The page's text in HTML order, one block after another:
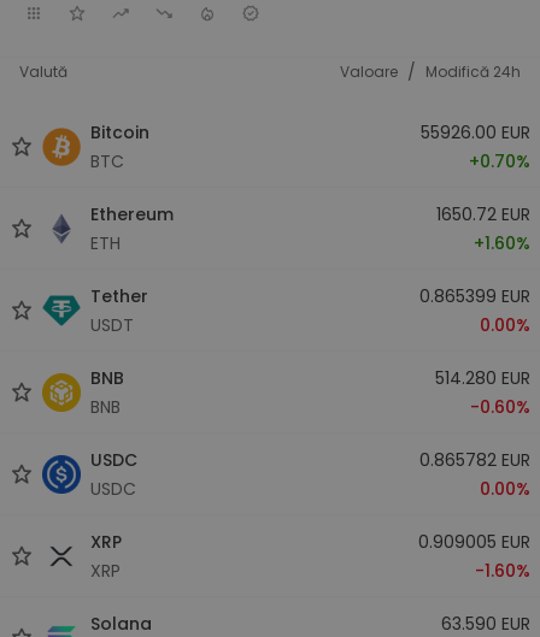
Valută Valoare / Modifică 24h
Bitcoin
BTC
55926.00 EUR
+0.70%
Ethereum
ETH
1650.72 EUR
+1.60%
Tether
USDT
0.865399 EUR
0.00%
BNB
BNB
514.280 EUR
-0.60%
USDC
USDC
0.865782 EUR
0.00%
XRP
XRP
0.909005 EUR
-1.60%
Solana
63.590 EUR